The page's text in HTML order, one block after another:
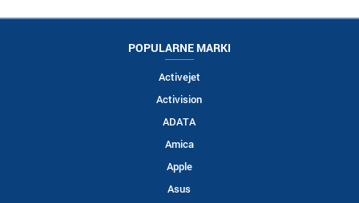
POPULARNE MARKI
Activejet
Activision
ADATA
Amica
Apple
Asus